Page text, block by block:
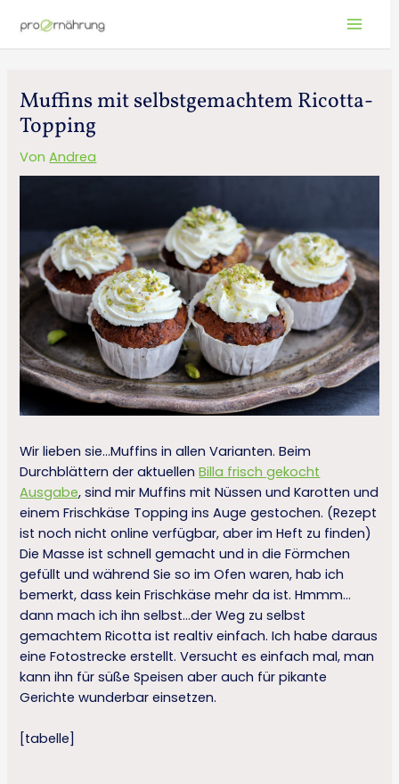
Inhalt
Main
Muffins mit selbstgemachtem Ricotta-
Topping
VonAndrea
Wir lieben sie…Muffins in allen Varianten. Beim
Durchblättern der aktuellenBilla frisch gekocht
Ausgabe, sind mir Muffins mit Nüssen und Karotten und
einem Frischkäse Topping ins Auge gestochen. (Rezept
ist noch nicht online verfügbar, aber im Heft zu finden)
Die Masse ist schnell gemacht und in die Förmchen
gefüllt und während Sie so im Ofen waren, hab ich
bemerkt, dass kein Frischkäse mehr da ist. Hmmm…
dann mach ich ihn selbst…der Weg zu selbst
gemachtem Ricotta ist realtiv einfach. Ich habe daraus
eine Fotostrecke erstellt. Versucht es einfach mal, man
kann ihn für süße Speisen aber auch für pikante
Gerichte wunderbar einsetzen.
[tabelle]
Navigation